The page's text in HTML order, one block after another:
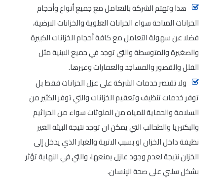
هذا وتهتم الشركة بالتعامل مع جميع أنواع وأحجام
الخزانات المتاحة سواء الخزانات العلوية والخزانات الارضية،
فضلا عن سهولة التعامل مع كافة أحجام الخزانات الكبيرة
والصغيرة والمتوسطة والتي توجد في جميع الابنية مثل
الفلل والقصور والمساجد والعمارات وغيرها.
ولا تقتصر خدمات الشركة على عزل الخزانات فقط بل
توفر خدمات تنظيف وتعقيم الخزانات والتي توفر الكثير من
السلامة والحماية للمياه من الملوثات سواء من الجراثيم
والبكتيريا والطحالب التي يمكن ان توجد نتيجة البيئة الغير
نظيفة داخل الخزان او بسبب الاتربة والغبار الذي يدخل إلى
الخزان نتيجة لعدم وجود عازل يمنعها، والتي في النهاية تؤثر
بشكل سلبي على صحة الإنسان.